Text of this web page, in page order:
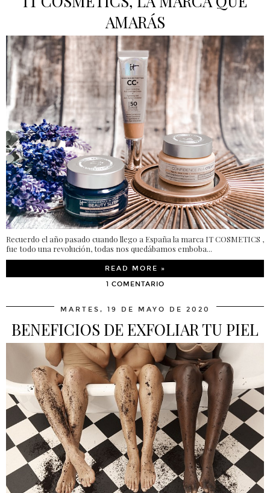
AMARÁS
Recuerdo el año pasado cuando llego a España la marca IT COSMETICS ,
fue todo una revolución, todas nos quedábamos emboba...
READ MORE »
1 COMENTARIO
MARTES, 19 DE MAYO DE 2020
BENEFICIOS DE EXFOLIAR TU PIEL